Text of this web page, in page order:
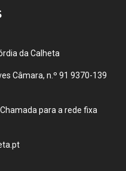
da Calheta
Câmara, n.º 91 9370-139
para a rede fixa